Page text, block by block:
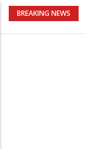
BREAKING NEWS